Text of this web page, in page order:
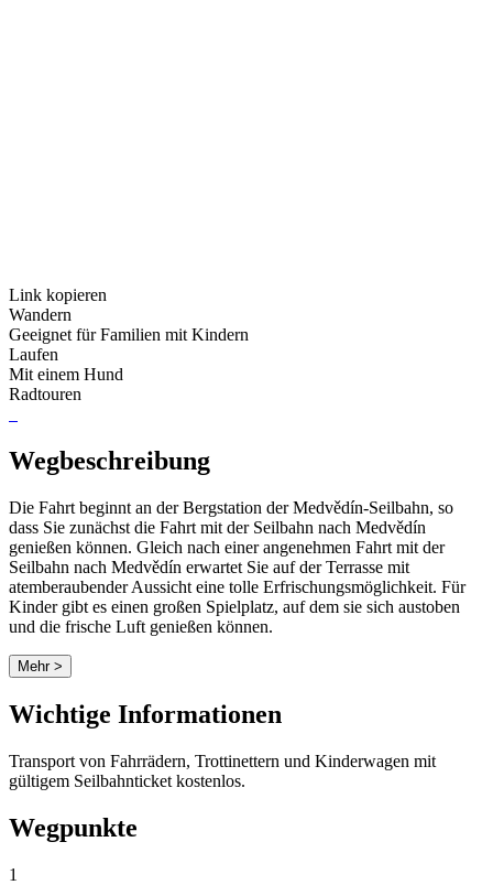
Link kopieren
Wandern
Geeignet für Familien mit Kindern
Laufen
Mit einem Hund
Radtouren
Wegbeschreibung
Die Fahrt beginnt an der Bergstation der Medvědín-Seilbahn, so
dass Sie zunächst die Fahrt mit der Seilbahn nach Medvědín
genießen können. Gleich nach einer angenehmen Fahrt mit der
Seilbahn nach Medvědín erwartet Sie auf der Terrasse mit
atemberaubender Aussicht eine tolle Erfrischungsmöglichkeit. Für
Kinder gibt es einen großen Spielplatz, auf dem sie sich austoben
und die frische Luft genießen können.
Mehr >
Wichtige Informationen
Transport von Fahrrädern, Trottinettern und Kinderwagen mit
gültigem Seilbahnticket kostenlos.
Wegpunkte
1